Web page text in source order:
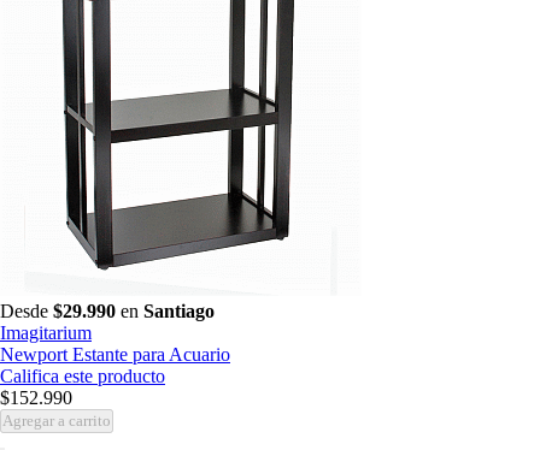
Desde $29.990 en Santiago
Imagitarium
Newport Estante para Acuario
Califica este producto
$152.990
Agregar a carrito